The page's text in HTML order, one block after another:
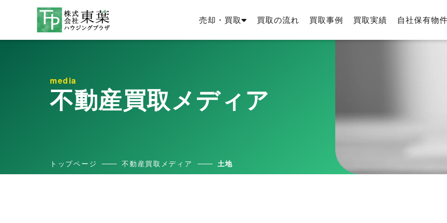
売却・買取 買取の流れ 買取事例 買取実績 自社保有物
media
不動産買取メディア
トップページ 不動産買取メディア 土地